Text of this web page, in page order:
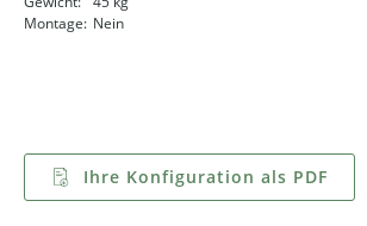
Montage: Nein
Ihre Konfiguration als PDF